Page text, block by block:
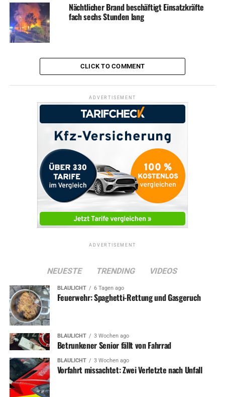
UP NEXT
Biz-Update: Neue Kneipe, neues Eiscafé und Tattoos auf der
Kö
DON'T MISS
stellen Bilanz vor
Nächtlicher Brand beschäftigt Einsatzkräfte
fach sechs Stunden lang
CLICK TO COMMENT
ADVERTISEMENT
ADVERTISEMENT
NEUESTE TRENDING VIDEOS
BLAULICHT 6 Tagen ago
Feuerwehr: Spaghetti-Rettung und Gasgeruch
BLAULICHT 3 Wochen ago
Betrunkener Senior fällt von Fahrrad
BLAULICHT 3 Wochen ago
Vorfahrt missachtet: Zwei Verletzte nach Unfall